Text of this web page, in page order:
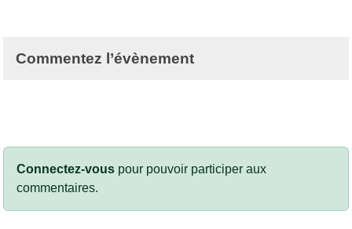
Commentez l’évènement
Connectez-vous pour pouvoir participer aux
commentaires.